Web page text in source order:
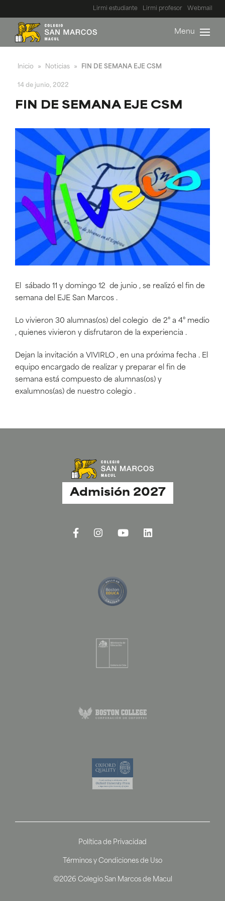
Lirmi estudiante Lirmi profesor Webmail
Menu
Inicio » Noticias » FIN DE SEMANA EJE CSM
14 de junio, 2022
FIN DE SEMANA EJE CSM
El sábado 11 y domingo 12 de junio , se realizó el fin de
semana del EJE San Marcos .
Lo vivieron 30 alumnas(os) del colegio de 2° a 4° medio
, quienes vivieron y disfrutaron de la experiencia .
Dejan la invitación a VIVIRLO , en una próxima fecha . El
equipo encargado de realizar y preparar el fin de
semana está compuesto de alumnas(os) y
exalumnos(as) de nuestro colegio .
Admisión 2027
©2026 Colegio San Marcos de Macul
Política de Privacidad
Términos y Condiciones de Uso